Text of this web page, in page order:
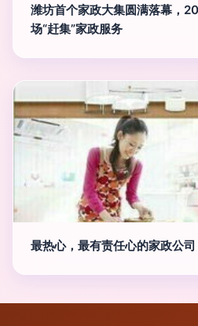
潍坊首个家政大集圆满落幕，
场“赶集”家政服务
最热心，最有责任心的家政公